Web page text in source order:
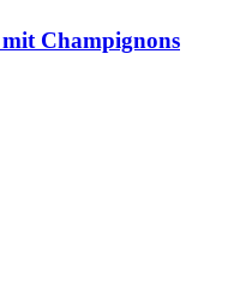
Champignons